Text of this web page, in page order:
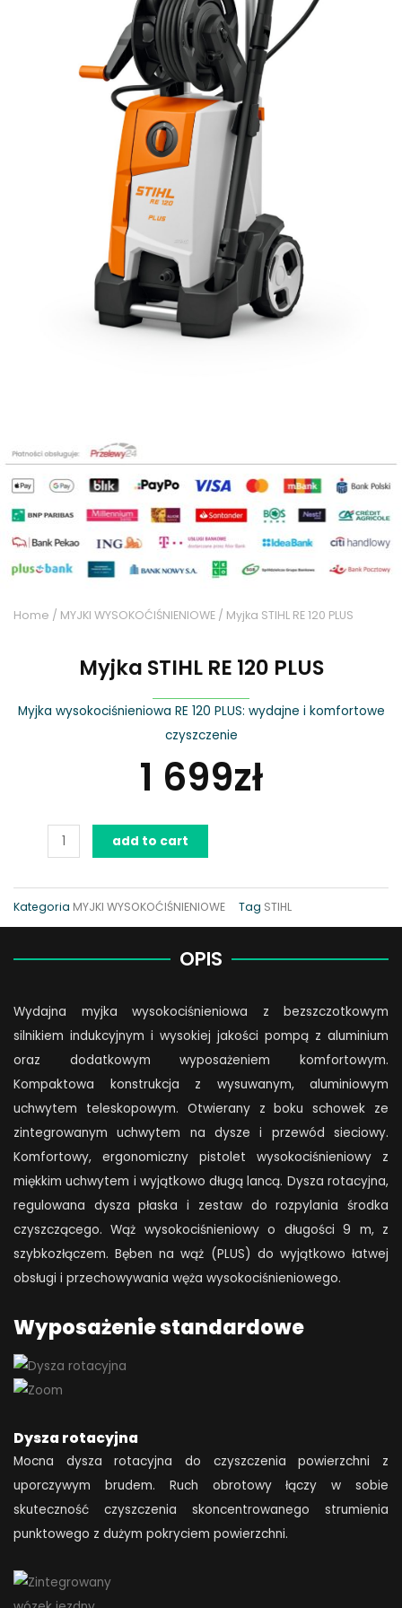
Home / MYJKI WYSOKOĆIŚNIENIOWE / Myjka STIHL RE 120 PLUS
Myjka STIHL RE 120 PLUS
Myjka wysokociśnieniowa RE 120 PLUS: wydajne i komfortowe
czyszczenie
1 699zł
add to cart
Kategoria MYJKI WYSOKOĆIŚNIENIOWE Tag STIHL
OPIS
Wydajna myjka wysokociśnieniowa z bezszczotkowym
silnikiem indukcyjnym i wysokiej jakości pompą z aluminium
oraz dodatkowym wyposażeniem komfortowym.
Kompaktowa konstrukcja z wysuwanym, aluminiowym
uchwytem teleskopowym. Otwierany z boku schowek ze
zintegrowanym uchwytem na dysze i przewód sieciowy.
Komfortowy, ergonomiczny pistolet wysokociśnieniowy z
miękkim uchwytem i wyjątkowo długą lancą. Dysza rotacyjna,
regulowana dysza płaska i zestaw do rozpylania środka
czyszczącego. Wąż wysokociśnieniowy o długości 9 m, z
szybkozłączem. Bęben na wąż (PLUS) do wyjątkowo łatwej
obsługi i przechowywania węża wysokociśnieniowego.
Wyposażenie standardowe
Dysza rotacyjna
Mocna dysza rotacyjna do czyszczenia powierzchni z
uporczywym brudem. Ruch obrotowy łączy w sobie
skuteczność czyszczenia skoncentrowanego strumienia
punktowego z dużym pokryciem powierzchni.